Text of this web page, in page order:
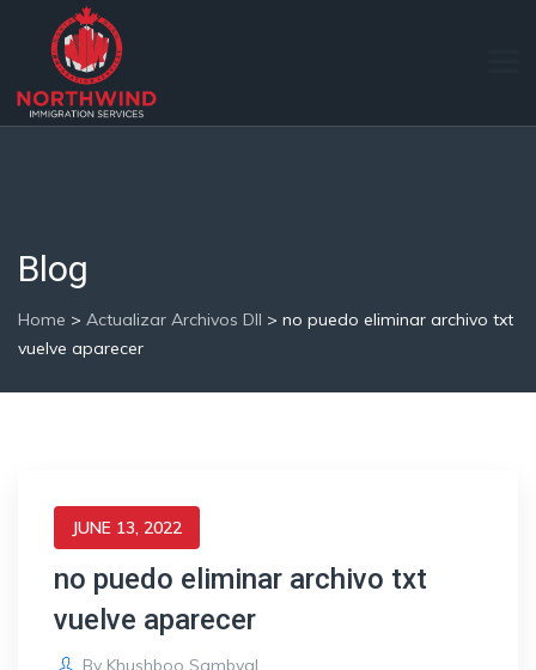
Blog
Home > Actualizar Archivos Dll > no puedo eliminar archivo txt
vuelve aparecer
JUNE 13, 2022
no puedo eliminar archivo txt
vuelve aparecer
By Khushboo Sambyal